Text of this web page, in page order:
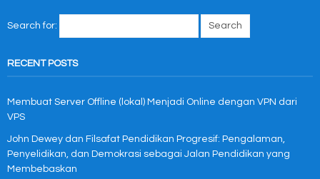
Search for:
RECENT POSTS
Membuat Server Offline (lokal) Menjadi Online dengan VPN dari
VPS
John Dewey dan Filsafat Pendidikan Progresif: Pengalaman,
Penyelidikan, dan Demokrasi sebagai Jalan Pendidikan yang
Membebaskan